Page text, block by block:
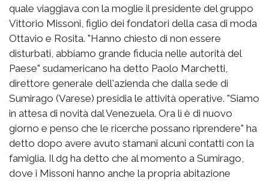
quale viaggiava con la moglie il presidente del gruppo
Vittorio Missoni, figlio dei fondatori della casa di moda
Ottavio e Rosita. "Hanno chiesto di non essere
disturbati, abbiamo grande fiducia nelle autorità del
Paese" sudamericano ha detto Paolo Marchetti,
direttore generale dell'azienda che dalla sede di
Sumirago (Varese) presidia le attività operative. "Siamo
in attesa di novità dal Venezuela. Ora lì è di nuovo
giorno e penso che le ricerche possano riprendere" ha
detto dopo avere avuto stamani alcuni contatti con la
famiglia. Il dg ha detto che al momento a Sumirago,
dove i Missoni hanno anche la propria abitazione